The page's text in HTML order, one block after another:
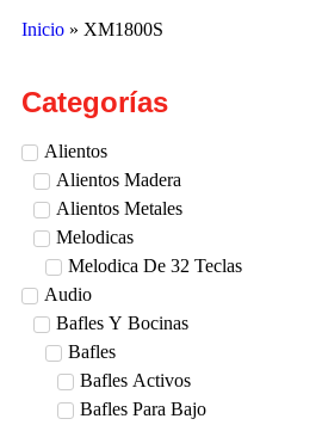
Inicio » XM1800S
Categorías
Alientos
Alientos Madera
Alientos Metales
Melodicas
Melodica De 32 Teclas
Audio
Bafles Y Bocinas
Bafles
Bafles Activos
Bafles Para Bajo